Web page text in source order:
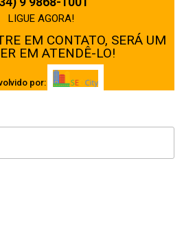
LIGUE AGORA!
EM CONTATO, SERÁ UM
EM ATENDÊ-LO!
por: